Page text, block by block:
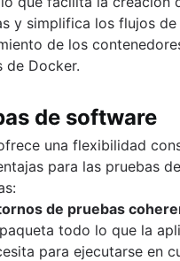
y simplifica los flujos
de los
de Docker.
de software
una flexibilidad
para las pruebas
de pruebas
todo lo que la
para ejecutarse en